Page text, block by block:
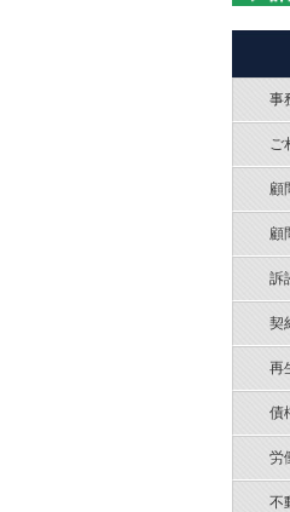
事
ご
顧
顧
訴
契
再
債
労
不